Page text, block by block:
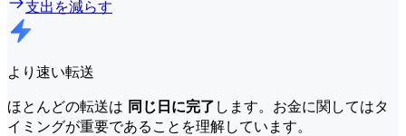
支出を減らす
より速い転送
ほとんどの転送は 同じ日に完了 します。お金に関してはタ
イミングが重要であることを理解しています。